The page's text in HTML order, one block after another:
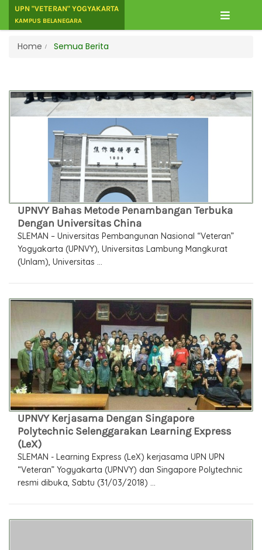
UPN "VETERAN" YOGYAKARTA
KAMPUS BELANEGARA
Home Semua Berita
UPNVY Bahas Metode Penambangan Terbuka
Dengan Universitas China
SLEMAN – Universitas Pembangunan Nasional “Veteran”
Yogyakarta (UPNVY), Universitas Lambung Mangkurat
(Unlam), Universitas ...
UPNVY Kerjasama Dengan Singapore
Polytechnic Selenggarakan Learning Express
(LeX)
SLEMAN - Learning Express (LeX) kerjasama UPN UPN
“Veteran” Yogyakarta (UPNVY) dan Singapore Polytechnic
resmi dibuka, Sabtu (31/03/2018) ...